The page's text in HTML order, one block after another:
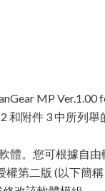
MP Ver.1.00
和附件 3 中所列舉
體。您可根據自
權第二版 (以下簡